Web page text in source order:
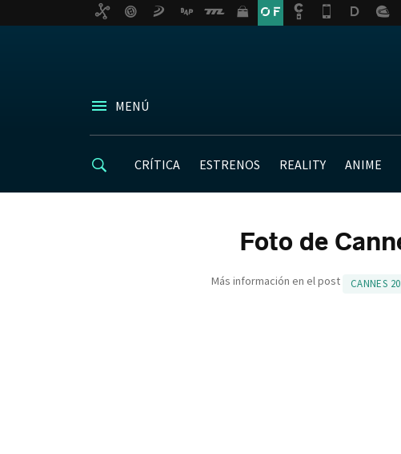
MENÚ
CRÍTICA ESTRENOS REALITY ANIME
Foto de
Más información en el post CANNES